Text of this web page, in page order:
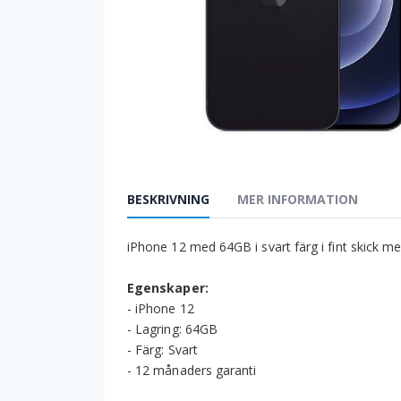
BESKRIVNING
iPhone 12 med 64GB i svart färg i fint skick
Egenskaper:
- iPhone 12
- Lagring: 64GB
- Färg: Svart
- 12 månaders garanti
MER INFORMATION